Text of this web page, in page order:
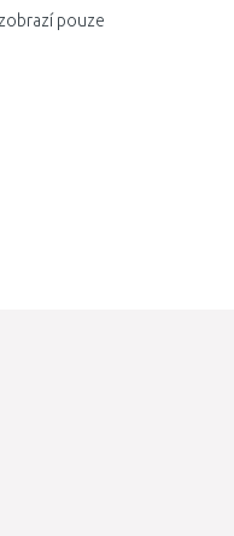
pouze